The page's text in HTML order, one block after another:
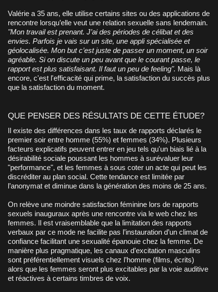
Valérie a 35 ans, elle utilise certains sites ou des applications de
rencontre lorsqu’elle veut une relation sexuelle sans lendemain.
"Mon travail est prenant. J’ai des périodes de célibat et des
envies. Parfois je vais sur un site, une appli spécialisée et
géolocalisée. Mon but c’est juste de passer un moment, un soir
agréable. Si on discute un peu avant que le courant passe, le
rapport est plus satisfaisant. Il faut un peu de feeling". Mais là
encore, c'est l'efficacité qui prime, la satisfaction du succès plus
que la satisfaction du moment.
QUE PENSER DES RÉSULTATS DE CETTE ÉTUDE?
Il existe des différences dans les taux de rapports déclarés le
premier soir entre homme (55%) et femmes (34%). Plusieurs
facteurs explicatifs peuvent entrer en jeu tels qu'un biais lié à la
désirabilité sociale poussant les hommes à surévaluer leur
"performance", et les femmes à sous coter un acte qui peut les
discréditer au plan social. Cette tendance est limitée par
l’anonymat et diminue dans la génération des moins de 25 ans.
On relève une moindre satisfaction féminine lors de rapports
sexuels inauguraux après une rencontre via le web chez les
femmes. Il est vraisemblable que la limitation des rapports
verbaux par ce mode ne facilite pas l’instauration d’un climat de
confiance facilitant une sexualité épanouie chez la femme. De
manière plus pragmatique, les canaux d’excitation masculins
sont préférentiellement visuels chez l’homme (films, écrits)
alors que les femmes seront plus excitables par la voie auditive
et réactives à certains timbres de voix.